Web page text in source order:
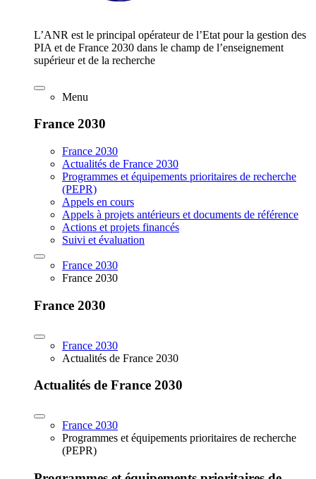
L’ANR est le principal opérateur de l’Etat pour la gestion des
PIA et de France 2030 dans le champ de l’enseignement
supérieur et de la recherche
Menu
France 2030
France 2030
Actualités de France 2030
Programmes et équipements prioritaires de recherche
(PEPR)
Appels en cours
Appels à projets antérieurs et documents de référence
Actions et projets financés
Suivi et évaluation
France 2030
France 2030
France 2030
France 2030
Actualités de France 2030
Actualités de France 2030
France 2030
Programmes et équipements prioritaires de recherche
(PEPR)